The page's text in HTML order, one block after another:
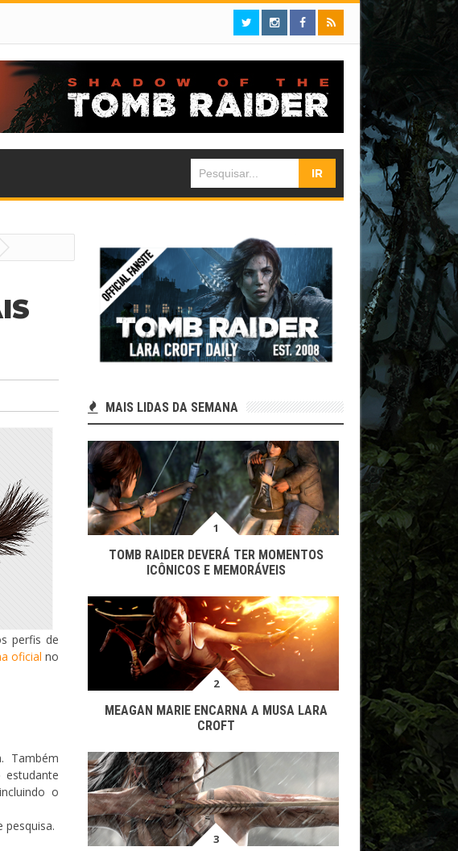
perfis de
oficial no
Também
o
pesquisa.
MAIS LIDAS DA SEMANA
TOMB RAIDER DEVERÁ TER MOMENTOS
ICÔNICOS E MEMORÁVEIS
MEAGAN MARIE ENCARNA A MUSA LARA
CROFT